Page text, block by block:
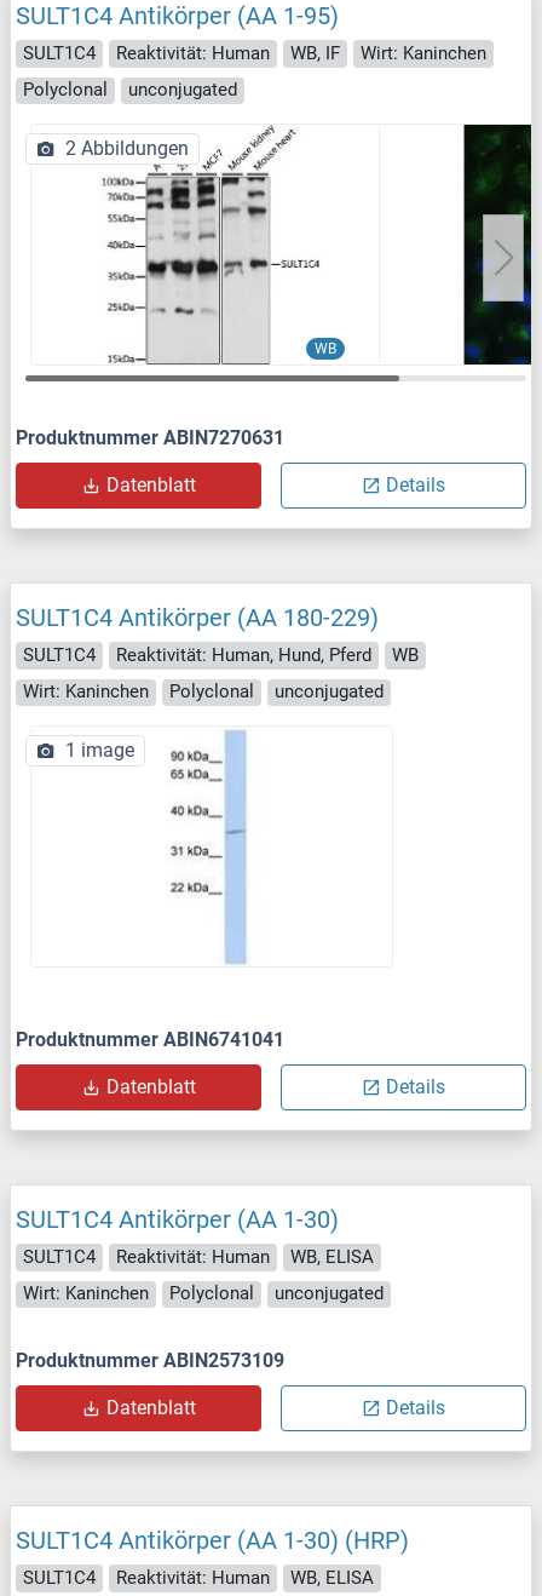
SULT1C4 Antikörper (AA 1-95)
SULT1C4 Reaktivität: Human WB, IF
Wirt: Kaninchen
Polyclonal
unconjugated
WB
2 Abbildungen
Produktnummer ABIN7270631
Datenblatt Details
SULT1C4 Antikörper (AA 180-229)
SULT1C4 Reaktivität: Human, Hund, Pferd
WB
Wirt: Kaninchen
Polyclonal unconjugated
1 image
Produktnummer ABIN6741041
Datenblatt Details
SULT1C4 Antikörper (AA 1-30)
SULT1C4 Reaktivität: Human
WB, ELISA
Wirt: Kaninchen
Polyclonal unconjugated
Produktnummer ABIN2573109
Datenblatt Details
SULT1C4 Antikörper (AA 1-30) (HRP)
SULT1C4 Reaktivität: Human WB, ELISA